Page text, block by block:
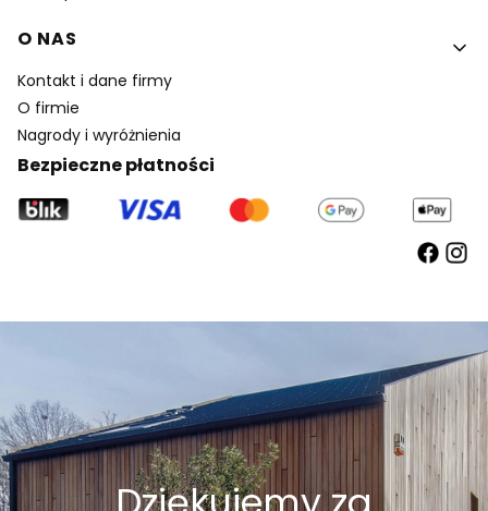
O NAS
Kontakt i dane firmy
O firmie
Nagrody i wyróżnienia
Bezpieczne płatności